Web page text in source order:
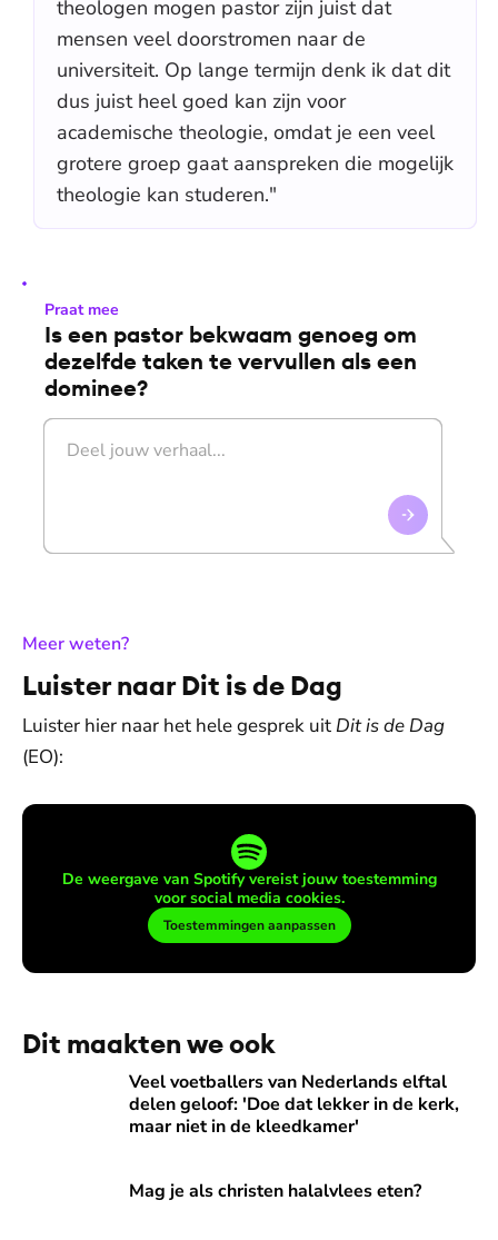
theologen mogen pastor zijn juist dat
mensen veel doorstromen naar de
universiteit. Op lange termijn denk ik dat dit
dus juist heel goed kan zijn voor
academische theologie, omdat je een veel
grotere groep gaat aanspreken die mogelijk
theologie kan studeren."
Praat mee
Is een pastor bekwaam genoeg om
dezelfde taken te vervullen als een
dominee?
Meer weten?:
Luister naar Dit is de Dag
Luister hier naar het hele gesprek uit Dit is de Dag
(EO):
De weergave van Spotify vereist jouw toestemming
voor social media cookies.
Toestemmingen aanpassen
Dit maakten we ook
Veel voetballers van Nederlands elftal
delen geloof: 'Doe dat lekker in de kerk,
maar niet in de kleedkamer'
Veel voetballers van Nederlands elftal delen geloof:
Mag je als christen halalvlees eten?
Mag je als christen halalvlees eten?